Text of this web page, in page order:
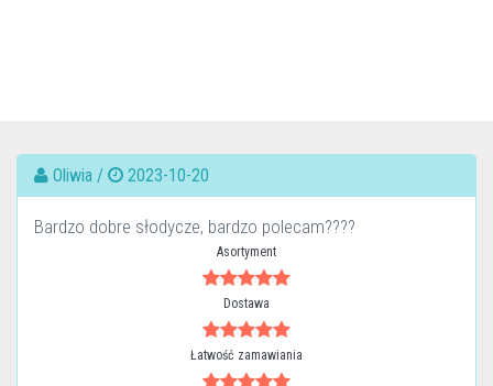
Oliwia / 2023-10-20
Bardzo dobre słodycze, bardzo polecam????
Asortyment
Dostawa
Łatwość zamawiania